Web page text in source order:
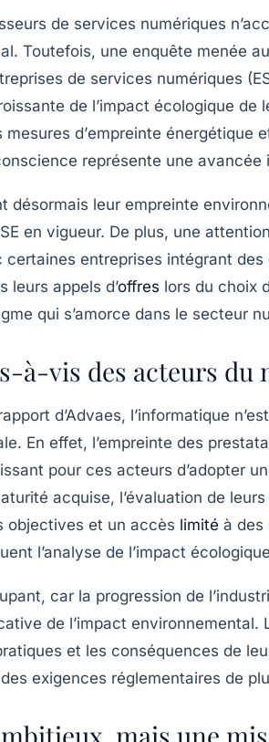
de services numériques
Toutefois, une enquête menée
de services numériques
de l’impact écologique de
d’empreinte énergétique
représente une avancée
désormais leur empreinte
en vigueur. De plus, une
certaines entreprises intégrant
leurs appels d’offres lors du choix
qui s’amorce dans le secteur
à-vis des acteurs du
d’Advaes, l’informatique
En effet, l’empreinte des
pour ces acteurs d’adopter
acquise, l’évaluation de
objectives et un accès limité à des
l’analyse de l’impact
car la progression de
de l’impact environnemental.
et les conséquences de
exigences réglementaires de
mais une